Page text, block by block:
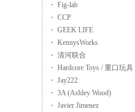
・ Fig-lab
・ CCP
・ GEEK LIFE
・ KennysWorks
・ 清河联合
・ Hardcore Toys / 重口玩具
・ Jay222
・ 3A (Ashley Wood)
・ Javier Jimenez